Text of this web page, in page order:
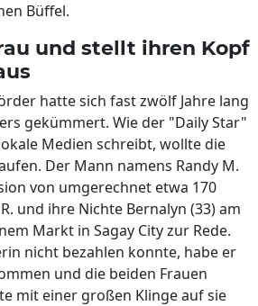
Büffel.
und stellt ihren Kopf
hatte sich fast zwölf Jahre lang
gekümmert. Wie der "Daily Star"
Medien schreibt, wollte die
Der Mann namens Randy M.
von umgerechnet etwa 170
und ihre Nichte Bernalyn (33) am
Markt in Sagay City zur Rede.
nicht bezahlen konnte, habe er
und die beiden Frauen
mit einer großen Klinge auf sie